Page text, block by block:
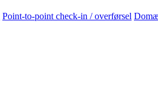
Point-to-point check-in / overførsel